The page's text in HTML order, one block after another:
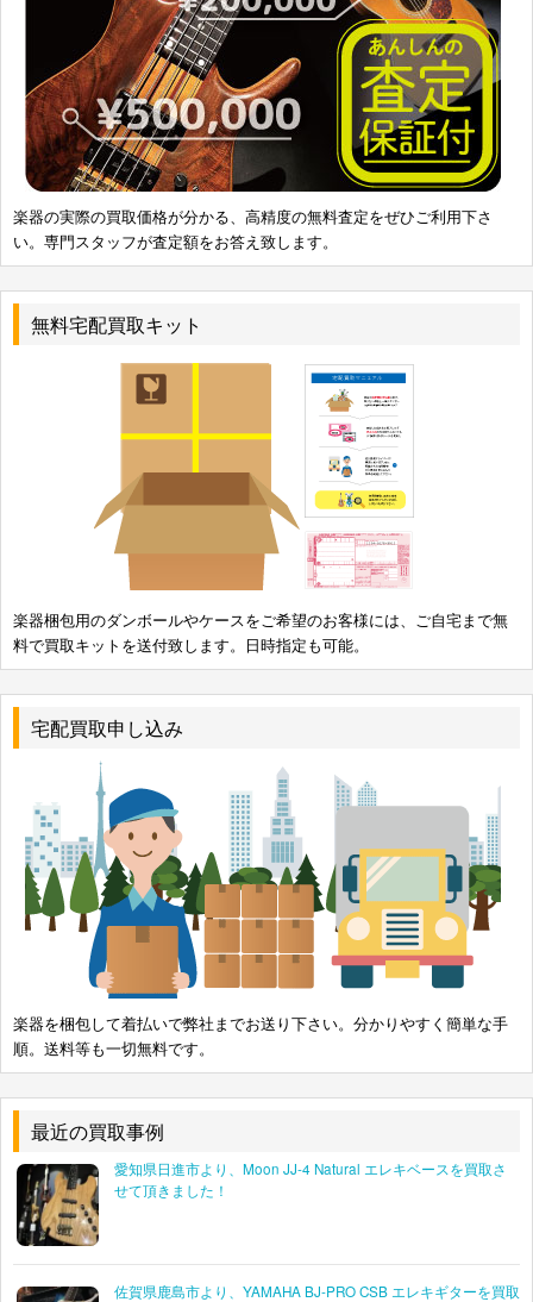
楽器の実際の買取価格が分かる、高精度の無料査定をぜひご利用下さ
い。専門スタッフが査定額をお答え致します。
無料宅配買取キット
楽器梱包用のダンボールやケースをご希望のお客様には、ご自宅まで無
料で買取キットを送付致します。日時指定も可能。
宅配買取申し込み
楽器を梱包して着払いで弊社までお送り下さい。分かりやすく簡単な手
順。送料等も一切無料です。
最近の買取事例
愛知県日進市より、Moon JJ-4 Natural エレキベースを買取さ
せて頂きました！
佐賀県鹿島市より、YAMAHA BJ-PRO CSB エレキギターを買取